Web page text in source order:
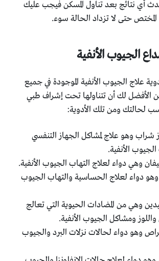
أي نتائج بعد تناول المسكن فيجب عليك
المختص حتى لا تزداد الحالة سوء.
الجيوب الأنفية
علاج الجيوب الأنفية الموجودة في جميع
الأفضل لك أن تتناولها تحت إشراف طبي
لحالتك ومن تلك الأدوية:
شراب وهو علاج لمشاكل الجهاز التنفسي
الأنفية.
وهي دواء لعلاج التهاب الجيوب الأنفية.
دواء لعلاج الحساسية والتهاب الجيوب
وهي من المضادات الحيوية التي تعالج
ومشاكل الجيوب الأنفية.
وهو دواء لحالات نزلات البرد والجيوب